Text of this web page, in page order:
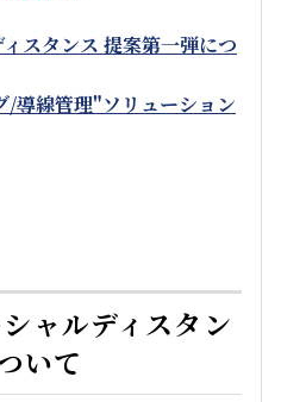
スタンス 提案第一弾につ
導線管理"ソリューション
ャルディスタン
いて